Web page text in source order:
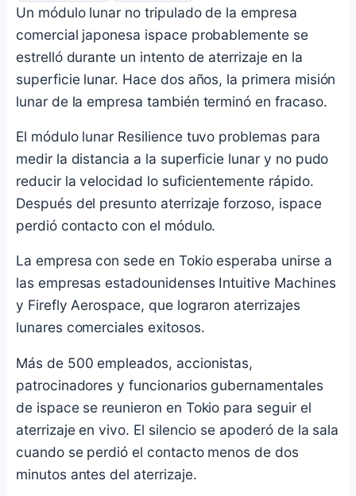
Un módulo lunar no tripulado de la empresa
comercial japonesa ispace probablemente se
estrelló durante un intento de aterrizaje en la
superficie lunar. Hace dos años, la primera misión
lunar de la empresa también terminó en fracaso.
El módulo lunar Resilience tuvo problemas para
medir la distancia a la superficie lunar y no pudo
reducir la velocidad lo suficientemente rápido.
Después del presunto aterrizaje forzoso, ispace
perdió contacto con el módulo.
La empresa con sede en Tokio esperaba unirse a
las empresas estadounidenses Intuitive Machines
y Firefly Aerospace, que lograron aterrizajes
lunares comerciales exitosos.
Más de 500 empleados, accionistas,
patrocinadores y funcionarios gubernamentales
de ispace se reunieron en Tokio para seguir el
aterrizaje en vivo. El silencio se apoderó de la sala
cuando se perdió el contacto menos de dos
minutos antes del aterrizaje.